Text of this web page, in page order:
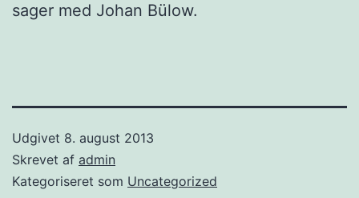
sager med Johan Bülow.
Udgivet 8. august 2013
Skrevet af admin
Kategoriseret som Uncategorized